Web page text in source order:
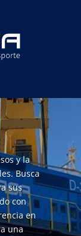
y la
Busca
sus
con
en
una